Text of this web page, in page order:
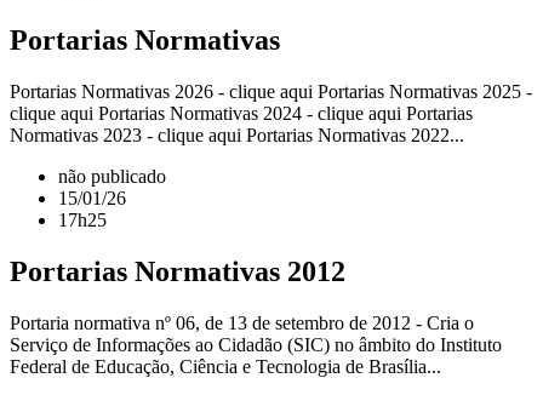
Portarias Normativas
Portarias Normativas 2026 - clique aqui Portarias Normativas 2025 -
clique aqui Portarias Normativas 2024 - clique aqui Portarias
Normativas 2023 - clique aqui Portarias Normativas 2022...
não publicado
15/01/26
17h25
Portarias Normativas 2012
Portaria normativa nº 06, de 13 de setembro de 2012 - Cria o
Serviço de Informações ao Cidadão (SIC) no âmbito do Instituto
Federal de Educação, Ciência e Tecnologia de Brasília...